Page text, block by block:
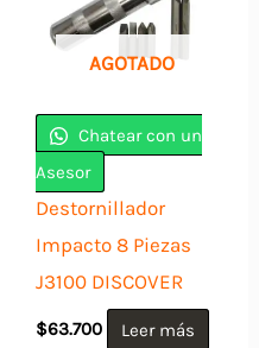
AGOTADO
Chatear con un
Asesor
Destornillador
Impacto 8 Piezas
J3100 DISCOVER
$63.700 Leer más